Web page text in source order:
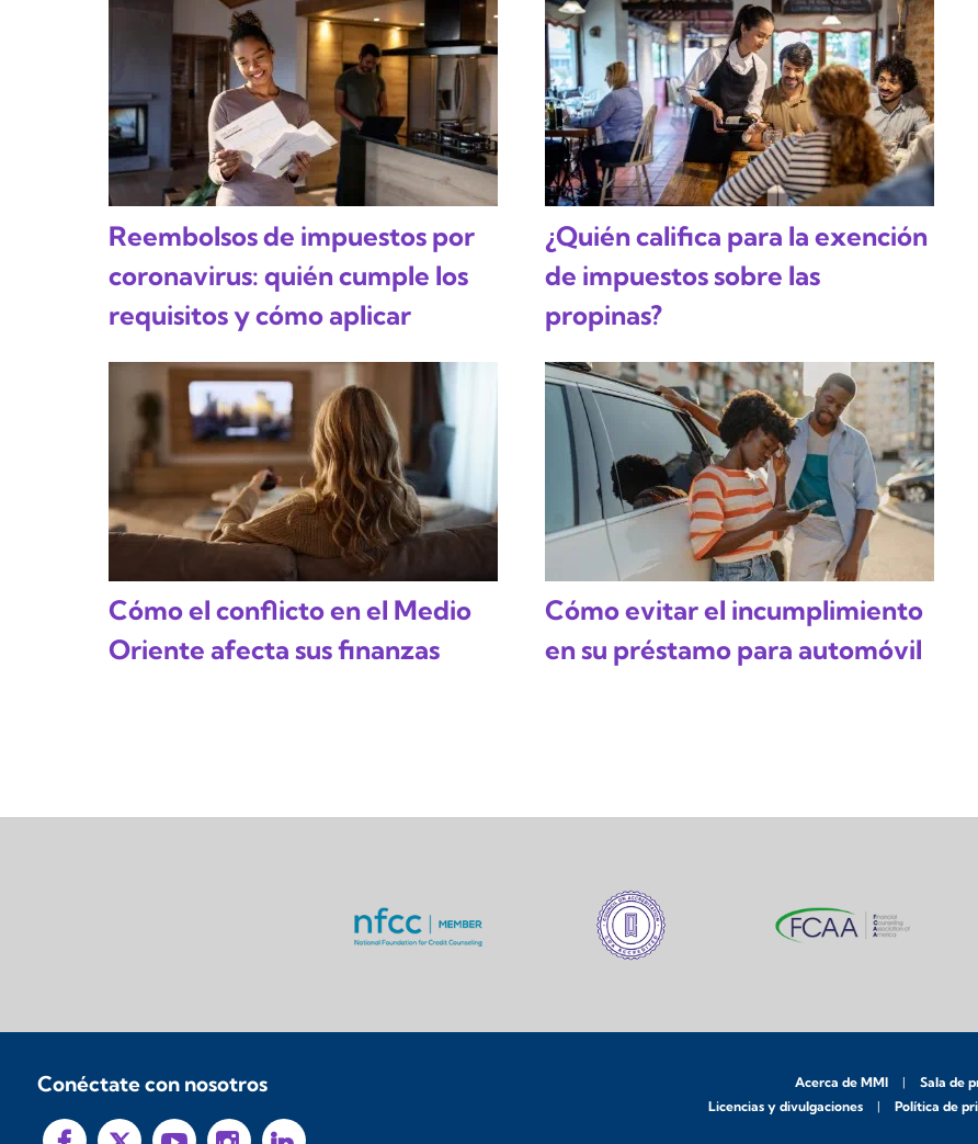
Reembolsos de impuestos por
coronavirus: quién cumple los
requisitos y cómo aplicar
¿Quién califica para la exención
de impuestos sobre las
propinas?
Cómo el conflicto en el Medio
Oriente afecta sus finanzas
Cómo evitar el incumplimiento
en su préstamo para automóvil
Conéctate con nosotros Acerca de MMI Sala de
Licencias y divulgaciones
Política de